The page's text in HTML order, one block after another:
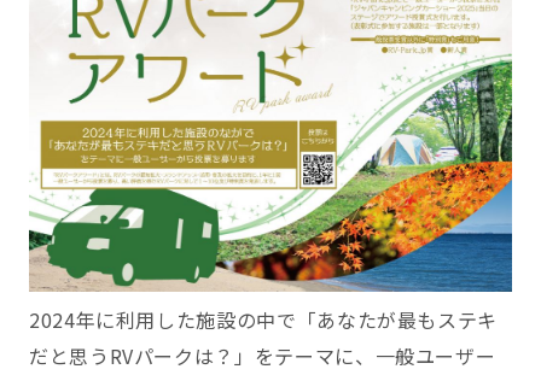
2024年に利用した施設の中で「あなたが最もステキ
だと思うRVパークは？」をテーマに、一般ユーザー